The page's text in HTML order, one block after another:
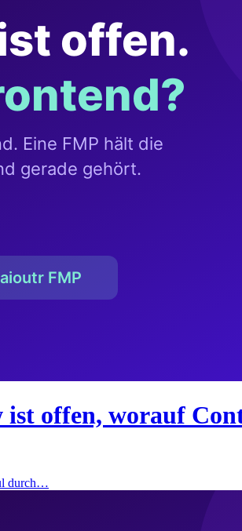
ist offen, worauf
durch…